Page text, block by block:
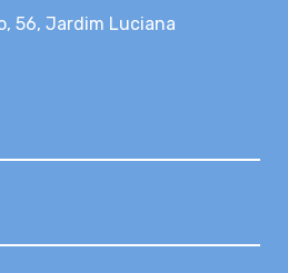
56, Jardim Luciana